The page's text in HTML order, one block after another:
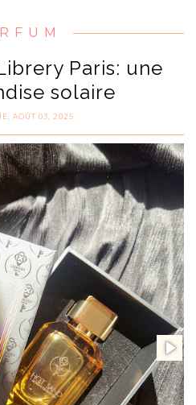
Paris: une
solaire
AOÛT 03, 2025